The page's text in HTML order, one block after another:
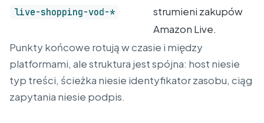
live-shopping-vod-*
strumieni zakupów
Amazon Live.
Punkty końcowe rotują w czasie i między
platformami, ale struktura jest spójna: host niesie
typ treści, ścieżka niesie identyfikator zasobu, ciąg
zapytania niesie podpis.